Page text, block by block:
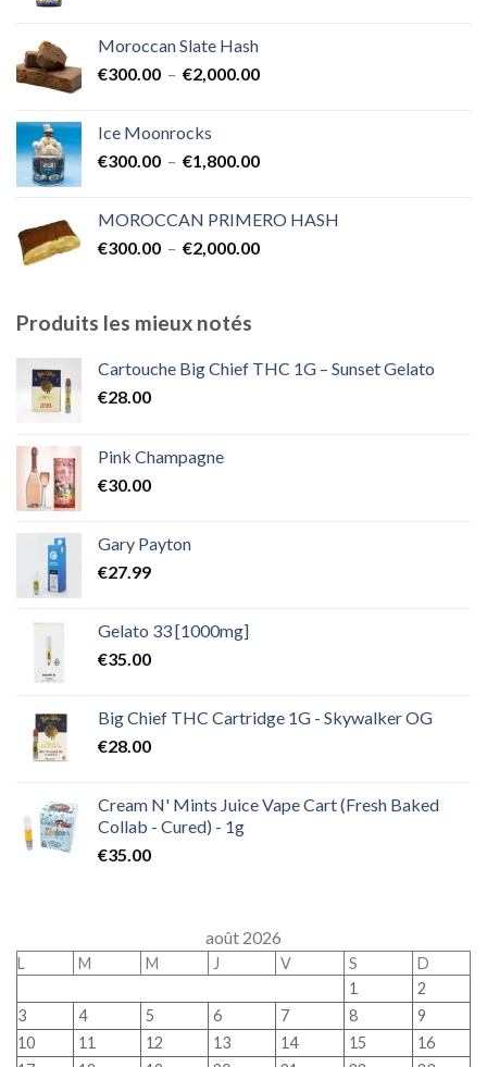
Moroccan Slate Hash
€300.00 – €2,000.00Plage
à
Ice Moonrocks
€300.00 – €1,800.00Plage
€300.00
à
MOROCCAN PRIMERO HASH
€300.00 – €2,000.00Plage
€2,000.00
Produits les mieux notés
Cartouche Big Chief THC 1G – Sunset Gelato
€28.00
Pink Champagne
€30.00
Gary Payton
€27.99
Gelato 33 [1000mg]
€35.00
Big Chief THC Cartridge 1G - Skywalker OG
€28.00
Cream N' Mints Juice Vape Cart (Fresh Baked
Collab - Cured) - 1g
€35.00
août 2026
L M M J V S
D
1
2
3
4 5 6 7 8
9
10
11 12 13 14 15
16